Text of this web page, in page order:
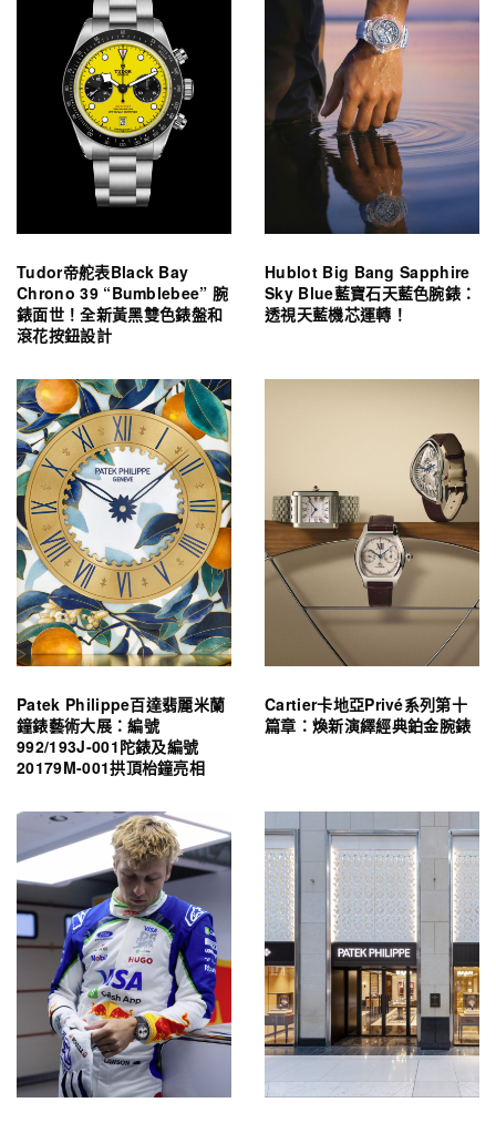
Tudor帝舵表Black Bay
Chrono 39 “Bumblebee” 腕
錶面世！全新黃黑雙色錶盤和
滾花按鈕設計
Hublot Big Bang Sapphire
Sky Blue藍寶石天藍色腕錶：
透視天藍機芯運轉！
Patek Philippe百達翡麗米蘭
鐘錶藝術大展：編號
992/193J-001陀錶及編號
20179M-001拱頂枱鐘亮相
Cartier卡地亞Privé系列第十
篇章：煥新演繹經典鉑金腕錶